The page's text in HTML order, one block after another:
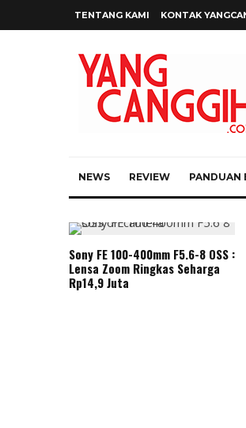
TENTANG KAMI KONTAK
NEWS REVIEW PANDUAN
Sony FE 100-400mm F5.6-8 OSS :
Lensa Zoom Ringkas Seharga
Rp14,9 Juta